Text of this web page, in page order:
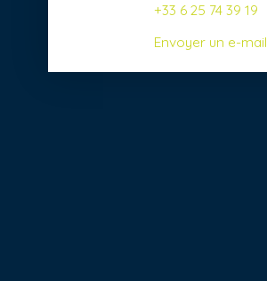
+33 6 25 74 39 19
Envoyer un e-mail